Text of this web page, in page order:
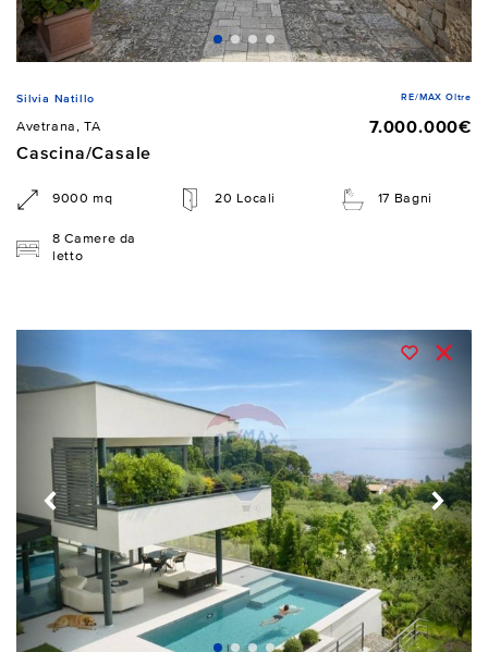
Silvia Natillo RE/MAX Oltre
Avetrana, TA
7.000.000€
Cascina/Casale
9000 mq 20 Locali 17 Bagni
8 Camere da
letto